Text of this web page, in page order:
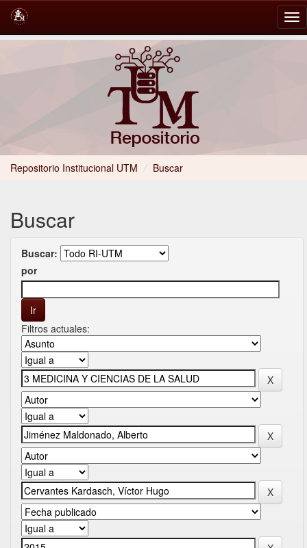
Repositorio Institucional UTM / Buscar
Buscar
Buscar:
por
Filtros actuales: